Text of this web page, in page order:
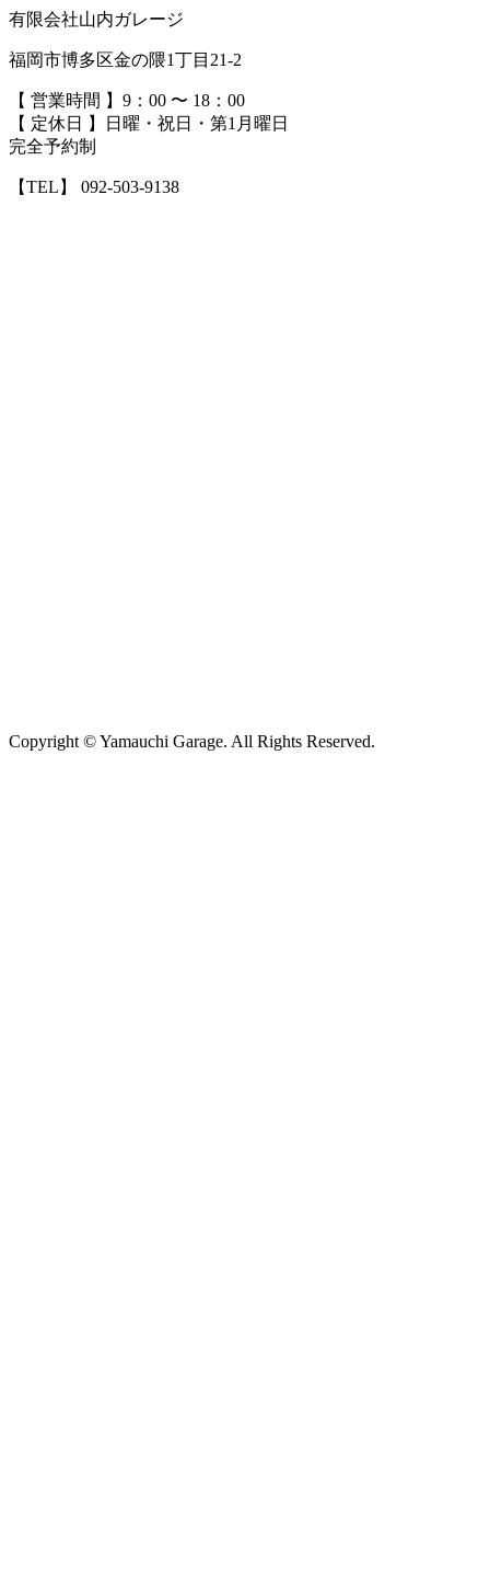
有限会社山内ガレージ
福岡市博多区金の隈1丁目21-2
【 営業時間 】9：00 〜 18：00
【 定休日 】日曜・祝日・第1月曜日
完全予約制
【TEL】 092-503-9138
Copyright © Yamauchi Garage. All Rights Reserved.